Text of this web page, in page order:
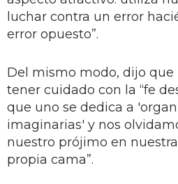
luchar contra un error
error opuesto”.
Del mismo modo, dijo que
tener cuidado con la “fe
que uno se dedica a
imaginarias' y nos
nuestro prójimo en
propia cama”.